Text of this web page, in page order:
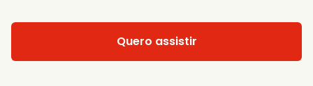
Quero assistir